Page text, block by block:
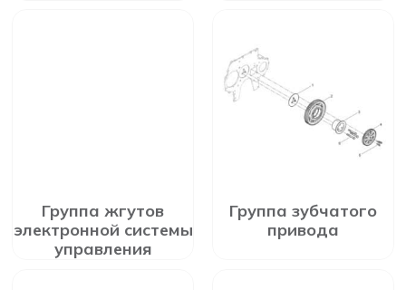
Группа жгутов
электронной системы
управления
Группа зубчатого
привода